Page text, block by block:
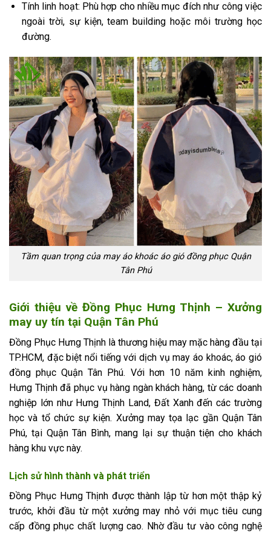
Tính linh hoạt: Phù hợp cho nhiều mục đích như công việc
ngoài trời, sự kiện, team building hoặc môi trường học
đường.
Tầm quan trọng của may áo khoác áo gió đồng phục Quận
Tân Phú
Giới thiệu về Đồng Phục Hưng Thịnh – Xưởng
may uy tín tại Quận Tân Phú
Đồng Phục Hưng Thịnh là thương hiệu may mặc hàng đầu tại
TP.HCM, đặc biệt nổi tiếng với dịch vụ may áo khoác, áo gió
đồng phục Quận Tân Phú. Với hơn 10 năm kinh nghiệm,
Hưng Thịnh đã phục vụ hàng ngàn khách hàng, từ các doanh
nghiệp lớn như Hưng Thịnh Land, Đất Xanh đến các trường
học và tổ chức sự kiện. Xưởng may tọa lạc gần Quận Tân
Phú, tại Quận Tân Bình, mang lại sự thuận tiện cho khách
hàng khu vực này.
Lịch sử hình thành và phát triển
Đồng Phục Hưng Thịnh được thành lập từ hơn một thập kỷ
trước, khởi đầu từ một xưởng may nhỏ với mục tiêu cung
cấp đồng phục chất lượng cao. Nhờ đầu tư vào công nghệ